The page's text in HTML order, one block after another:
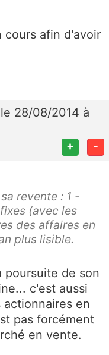
cours afin d'avoir
le 28/08/2014 à
+ -
revente : 1 -
(avec les
des affaires en
plus lisible.
poursuite de son
c'est aussi
actionnaires en
pas forcément
en vente.